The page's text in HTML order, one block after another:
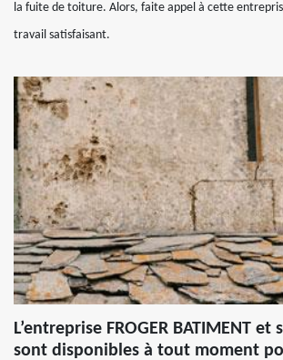
la fuite de toiture. Alors, faite appel à cette
travail satisfaisant.
L’entreprise FROGER BATIMENT et
sont disponibles à tout moment